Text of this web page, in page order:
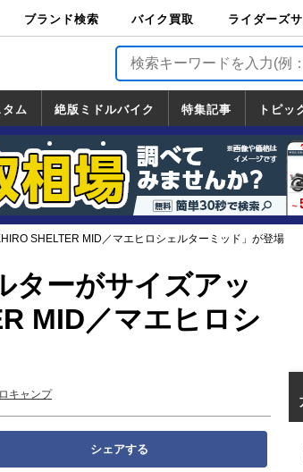
ブランド検索 バイク買取
バイク買取
ライダーズ
ライダーズサ
TOP
バイク輸送
バイクガレー
フ
バイク車両保
ロードサービ
バイク試乗
タム
ム
キ
絶版ミドルバイク
絶版ミドルバイク
一覧
ホンダ
ヤマハ
スズキ
カワサキ
特集記事 トピッ
トピッ
一覧
ホンダ
ヤマハ
スズキ
カワサ
ハーレ
ビッド
BMW
ドゥカ
トライ
フ
道の駅調査隊
ツーリング情報局
日本の道50選
国道めぐり
林道ツーリング
SHELTER MID／マエヒロシェルターミッド」が登場
ターがサイズアッ
MID／マエヒロシ
キャンプ
シェアする